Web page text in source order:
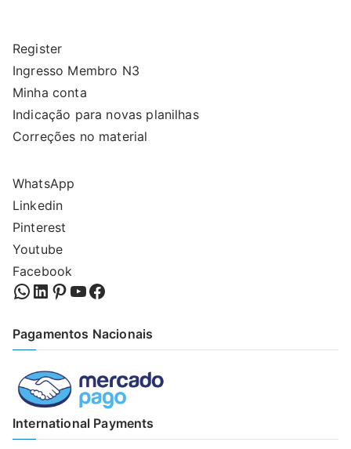
Register
Ingresso Membro N3
Minha conta
Indicação para novas planilhas
Correções no material
WhatsApp
Linkedin
Pinterest
Youtube
Facebook
WhatsApp
LinkedIn
Pinterest
YouTube
Facebook
Pagamentos Nacionais
International Payments